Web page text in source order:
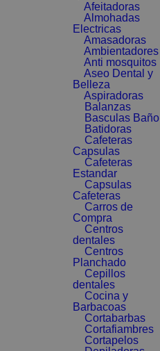
Afeitadoras
Almohadas
Electricas
Amasadoras
Ambientadores
Anti mosquitos
Aseo Dental y
Belleza
Aspiradoras
Balanzas
Basculas Baño
Batidoras
Cafeteras
Capsulas
Cafeteras
Estandar
Capsulas
Cafeteras
Carros de
Compra
Centros
dentales
Centros
Planchado
Cepillos
dentales
Cocina y
Barbacoas
Cortabarbas
Cortafiambres
Cortapelos